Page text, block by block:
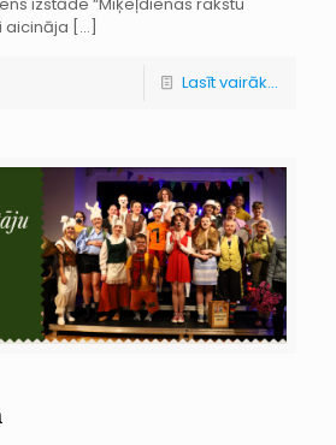
aicināja […]
Lasīt vairāk...